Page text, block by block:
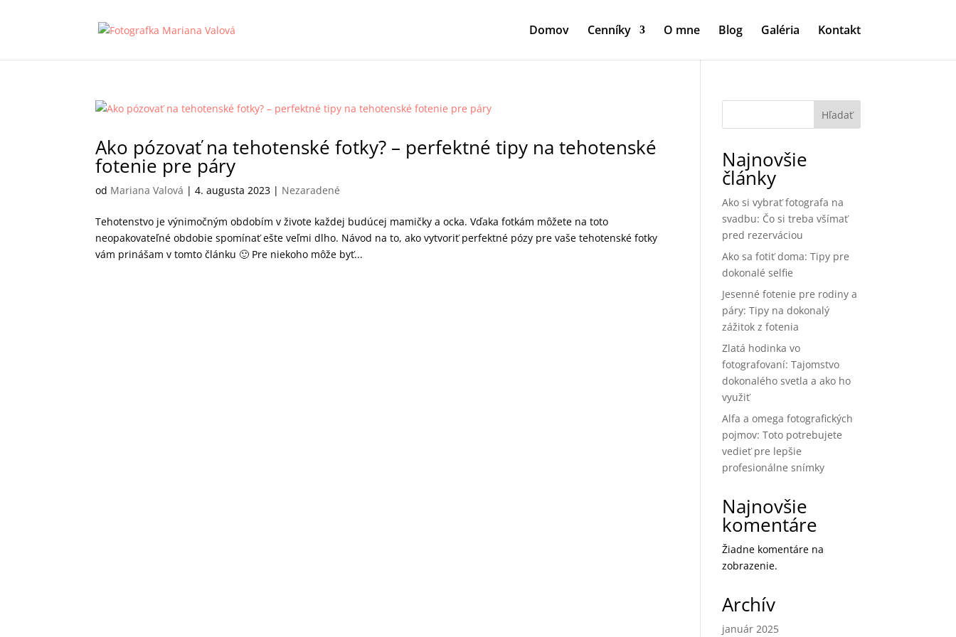
Domov Cenníky O mne Blog Galéria Kontakt
Ako pózovať na tehotenské fotky? – perfektné tipy na tehotenské
fotenie pre páry
od Mariana Valová |4. augusta 2023 | Nezaradené
Tehotenstvo je výnimočným obdobím v živote každej budúcej mamičky a ocka. Vďaka fotkám môžete na toto
neopakovateľné obdobie spomínať ešte veľmi dlho. Návod na to, ako vytvoriť perfektné pózy pre vaše tehotenské fotky
vám prinášam v tomto článku 🙂 Pre niekoho môže byť...
Hľadať
Najnovšie
články
Ako si vybrať fotografa na
svadbu: Čo si treba všímať
pred rezerváciou
Ako sa fotiť doma: Tipy pre
dokonalé selfie
Jesenné fotenie pre rodiny a
páry: Tipy na dokonalý
zážitok z fotenia
Zlatá hodinka vo
fotografovaní: Tajomstvo
dokonalého svetla a ako ho
využiť
Alfa a omega fotografických
pojmov: Toto potrebujete
vedieť pre lepšie
profesionálne snímky
Najnovšie
komentáre
Žiadne komentáre na
zobrazenie.
Archív
január 2025